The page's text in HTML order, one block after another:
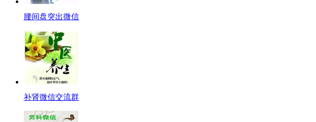
腰间盘突出微信
补肾微信交流群